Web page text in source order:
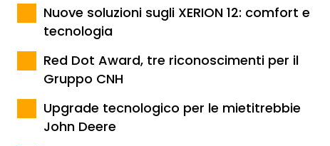
Nuove soluzioni sugli XERION 12: comfort e
tecnologia
Red Dot Award, tre riconoscimenti per il
Gruppo CNH
Upgrade tecnologico per le mietitrebbie
John Deere